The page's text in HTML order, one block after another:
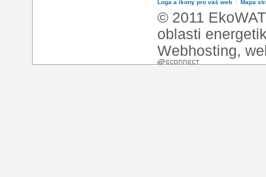
Loga a ikony pro váš web Mapa
© 2011
oblasti
Webhosting,